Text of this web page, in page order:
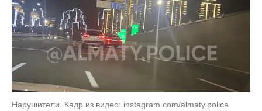
Нарушители. Кадр из видео: instagram.com/almaty.police